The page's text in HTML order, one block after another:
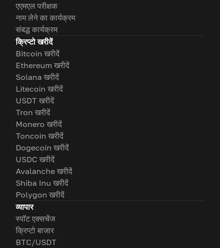
एएमएल परीक्षक
नाम लेने का कार्यक्रम
संबद्ध कार्यक्रम
क्रिप्टो खरीदें
Bitcoin खरीदें
Ethereum खरीदें
Solana खरीदें
Litecoin खरीदें
USDT खरीदें
Tron खरीदें
Monero खरीदें
Toncoin खरीदें
Dogecoin खरीदें
USDC खरीदें
Avalanche खरीदें
Shiba Inu खरीदें
Polygon खरीदें
व्यापार
स्पॉट एक्सचेंज
क्रिप्टो बाजार
BTC/USDT